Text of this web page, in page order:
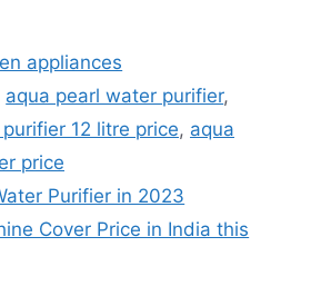
appliances
aqua pearl water purifier,
12 litre price, aqua
price
Purifier in 2023
Cover Price in India this